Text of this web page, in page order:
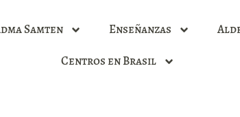
Samten Enseñanzas
Centros en Brasil